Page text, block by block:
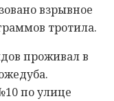
взрывное
тротила.
проживал в
по улице